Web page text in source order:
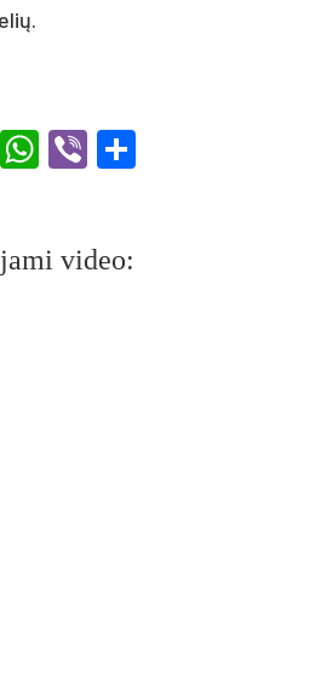
Messenger
WhatsApp
Viber
video: